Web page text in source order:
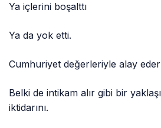
Ya içlerini boşalttı
Ya da yok etti.
Cumhuriyet değerleriyle alay
Belki de intikam alır gibi bir
iktidarını.